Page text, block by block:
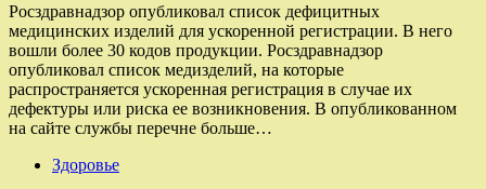
Росздравнадзор опубликовал список дефицитных
медицинских изделий для ускоренной регистрации. В него
вошли более 30 кодов продукции. Росздравнадзор
опубликовал список медизделий, на которые
распространяется ускоренная регистрация в случае их
дефектуры или риска ее возникновения. В опубликованном
на сайте службы перечне больше…
Здоровье